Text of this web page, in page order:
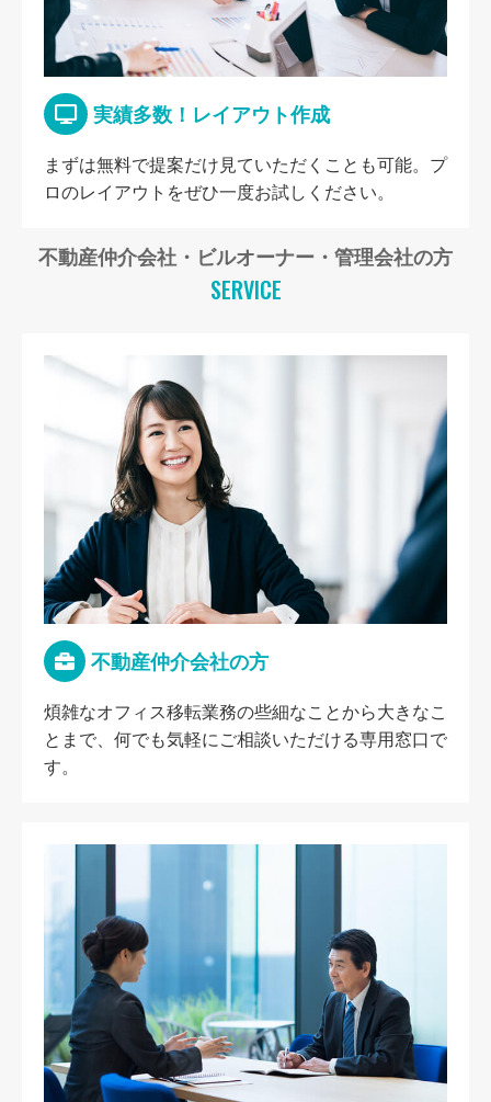
実績多数！レイアウト作成
まずは無料で提案だけ見ていただくことも可能。プ
ロのレイアウトをぜひ一度お試しください。
不動産仲介会社・ビルオーナー・管理会社の方
SERVICE
不動産仲介会社の方
煩雑なオフィス移転業務の些細なことから大きなこ
とまで、何でも気軽にご相談いただける専用窓口で
す。